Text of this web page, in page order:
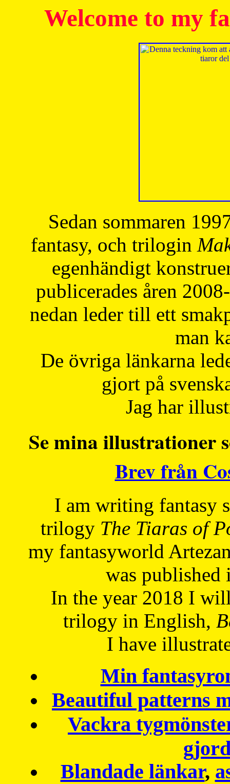
Welcome to my
Sedan sommaren
fantasy, och trilogin
egenhändigt
publicerades åren
nedan leder till ett
man
De övriga länkarna
gjort på
Jag har
Se mina illustrationer
Brev från
I am writing fantasy
trilogy The Tiaras of
my fantasyworld
was published
In the year 2018 I
trilogy in English,
I have
Min
Beautiful patterns
Vackra
Blandade länkar,